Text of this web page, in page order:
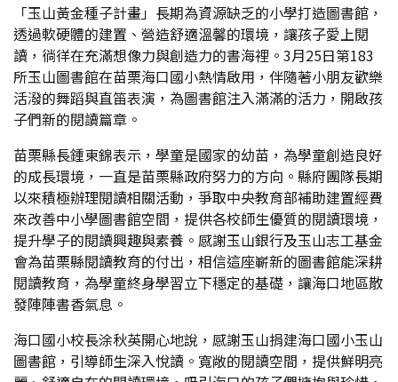
「玉山黃金種子計畫」長期為資源缺乏的小學打造圖書館，
透過軟硬體的建置、營造舒適溫馨的環境，讓孩子愛上閱
讀，徜徉在充滿想像力與創造力的書海裡。3月25日第183
所玉山圖書館在苗栗海口國小熱情啟用，伴隨著小朋友歡樂
活潑的舞蹈與直笛表演，為圖書館注入滿滿的活力，開啟孩
子們新的閱讀篇章。
苗栗縣長鍾東錦表示，學童是國家的幼苗，為學童創造良好
的成長環境，一直是苗栗縣政府努力的方向。縣府團隊長期
以來積極辦理閱讀相關活動，爭取中央教育部補助建置經費
來改善中小學圖書館空間，提供各校師生優質的閱讀環境，
提升學子的閱讀興趣與素養。感謝玉山銀行及玉山志工基金
會為苗栗縣閱讀教育的付出，相信這座嶄新的圖書館能深耕
閱讀教育，為學童終身學習立下穩定的基礎，讓海口地區散
發陣陣書香氣息。
海口國小校長涂秋英開心地說，感謝玉山捐建海口國小玉山
圖書館，引導師生深入悅讀。寬敞的閱讀空間，提供鮮明亮